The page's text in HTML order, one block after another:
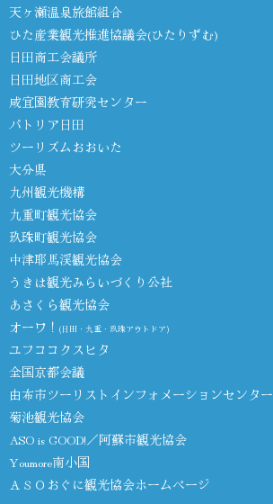
天ヶ瀬温泉旅館組合
ひた産業観光推進協議会(ひたりずむ)
日田商工会議所
日田地区商工会
咸宜園教育研究センター
パトリア日田
ツーリズムおおいた
大分県
九州観光機構
九重町観光協会
玖珠町観光協会
中津耶馬渓観光協会
うきは観光みらいづくり公社
あさくら観光協会
オーワ！ (日田・九重・玖珠アウトドア)
ユフココクスヒタ
全国京都会議
由布市ツーリストインフォメーションセンター
菊池観光協会
ASO is GOOD!／阿蘇市観光協会
Youmore南小国
ＡＳＯおぐに観光協会ホームページ